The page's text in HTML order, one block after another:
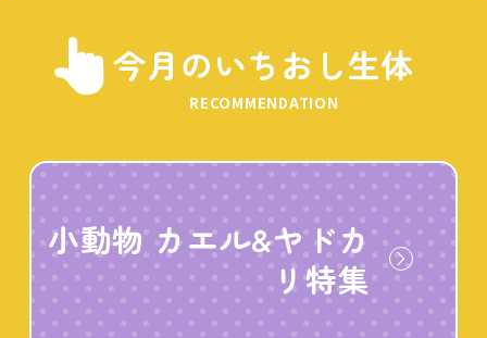
今月のいちおし生体
RECOMMENDATION
小動物 カエル&ヤドカ
リ特集